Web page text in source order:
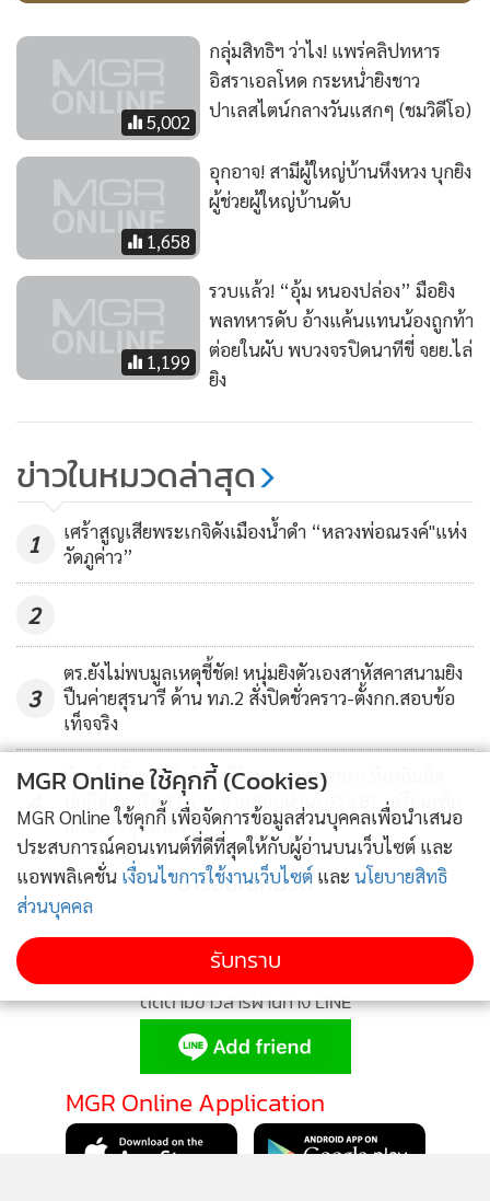
5,002
กลุ่มสิทธิฯ ว่าไง! แพร่คลิปทหาร
อิสราเอลโหด กระหน่ำยิงชาว
ปาเลสไตน์กลางวันแสกๆ (ชมวิดีโอ)
1,658
อุกอาจ! สามีผู้ใหญ่บ้านหึงหวง บุกยิง
ผู้ช่วยผู้ใหญ่บ้านดับ
1,199
รวบแล้ว! “อุ้ม หนองปล่อง” มือยิง
พลทหารดับ อ้างแค้นแทนน้องถูกท้า
ต่อยในผับ พบวงจรปิดนาทีขี่ จยย.ไล่
ยิง
ข่าวในหมวดล่าสุด
1
เศร้าสูญเสียพระเกจิดังเมืองน้ำดำ “หลวงพ่อณรงค์"แห่ง
วัดภูค่าว”
2
3
ตร.ยังไม่พบมูลเหตุชี้ชัด! หนุ่มยิงตัวเองสาหัสคาสนามยิง
ปืนค่ายสุรนารี ด้าน ทภ.2 สั่งปิดชั่วคราว-ตั้งกก.สอบข้อ
เท็จจริง
น้อยไปมั้ย! บุรีรัมย์พบผู้มีคะแนนสอบขรก.ท้องถิ่นผิด
ปกติส่อทุจริต 11 ราย จากสอบผ่านบรรจุ 81 เตรียมเพิก
ถอนบรรจุแต่งตั้ง
ข่าวอื่นในหมวด
ติดตามข่าวสารผ่านทาง LINE
MGR Online Application
MGR Online ใช้คุกกี้ (Cookies)
MGR Online ใช้คุกกี้ เพื่อจัดการข้อมูลส่วนบุคคลเพื่อนำเสนอ
ประสบการณ์คอนเทนต์ที่ดีที่สุดให้กับผู้อ่านบนเว็บไซต์ และ
แอพพลิเคชั่น เงื่อนไขการใช้งานเว็บไซต์ และ นโยบายสิทธิ
ส่วนบุคคล
รับทราบ